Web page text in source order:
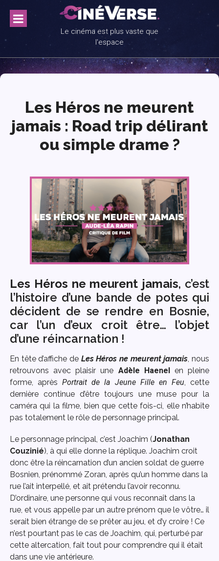
content
Le cinéma est plus vaste que
l'espace
Les Héros ne meurent
jamais : Road trip délirant
ou simple drame ?
Les Héros ne meurent jamais, c’est
l’histoire d’une bande de potes qui
décident de se rendre en Bosnie,
car l’un d’eux croit être… l’objet
d’une réincarnation !
En tête d’affiche de Les Héros ne meurent jamais , nous
retrouvons avec plaisir une Adèle Haenelen pleine
forme, aprèsPortrait de la Jeune Fille en Feu , cette
dernière continue d’être toujours une muse pour la
caméra qui la filme, bien que cette fois-ci, elle n’habite
pas totalement le rôle de personnage principal.
Le personnage principal, c’est Joachim (Jonathan
Couzinié), à qui elle donne la réplique. Joachim croit
donc être la réincarnation d’un ancien soldat de guerre
Bosnien, prénommé Zoran, après qu’un homme dans la
rue l’ait interpellé, et ait prétendu l’avoir reconnu.
D’ordinaire, une personne qui vous reconnaît dans la
rue, et vous appelle par un autre prénom que le vôtre… il
serait bien étrange de se prêter au jeu, et d’y croire ! Ce
n’est pourtant pas le cas de Joachim, qui, perturbé par
cette altercation, fait tout pour comprendre qui il était
dans une vie antérieure.